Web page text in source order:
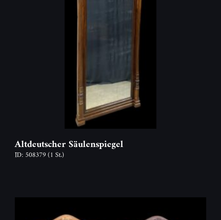
Altdeutscher Säulenspiegel
ID: 508379(1 St.)